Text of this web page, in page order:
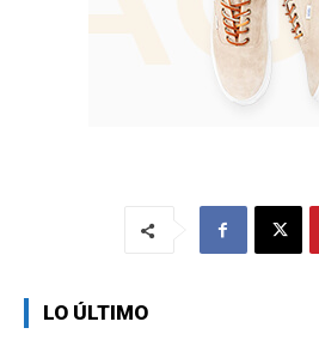
LO ÚLTIMO